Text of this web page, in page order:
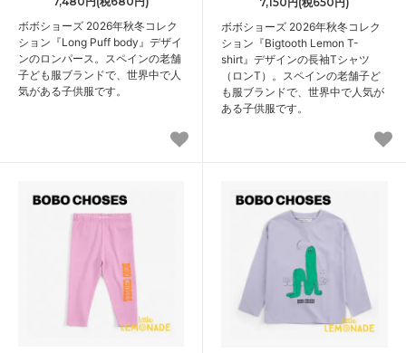
ボボショーズ 2026年秋冬コレク
ション『Long Puff body』デザイ
ンのロンパース。スペインの老舗
子ども服ブランドで、世界中で人
気がある子供服です。
ボボショーズ 2026年秋冬コレク
ション『Bigtooth Lemon T-
shirt』デザインの長袖Tシャツ
（ロンT）。スペインの老舗子ど
も服ブランドで、世界中で人気が
ある子供服です。